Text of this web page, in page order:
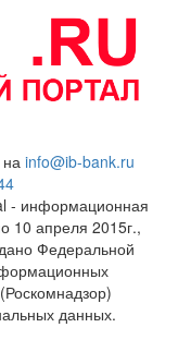
info@ib-bank.ru
- информационная
10 апреля 2015г.,
Федеральной
данных.